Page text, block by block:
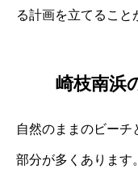
る計画を立てること
崎枝南浜
自然のままのビーチ
部分が多くあります